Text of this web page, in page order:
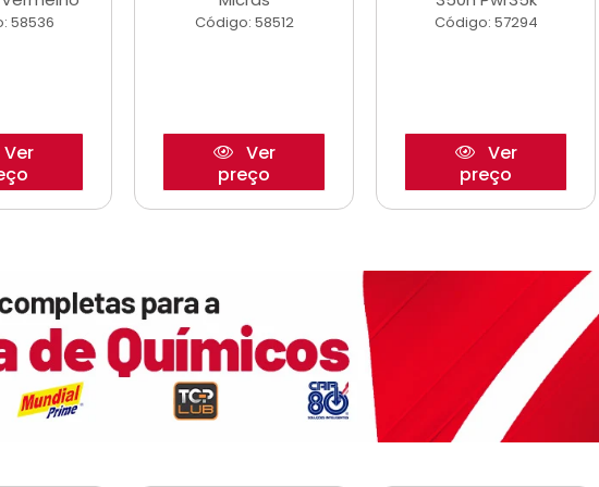
58536
Ver
Código: 58512
Ver
preço
Código: 57294
Ver
preço